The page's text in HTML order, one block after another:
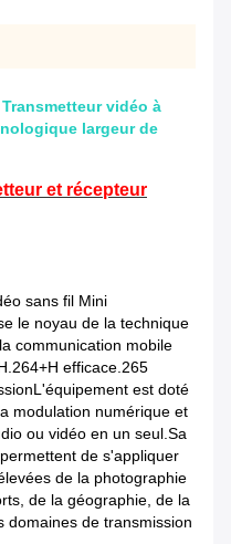
Transmetteur vidéo à
largeur de
et récepteur
sans fil Mini
le noyau de la technique
communication mobile
efficace.265
est doté
modulation numérique et
ou vidéo en un seul.Sa
de s'appliquer
de la photographie
de la géographie, de la
domaines de transmission